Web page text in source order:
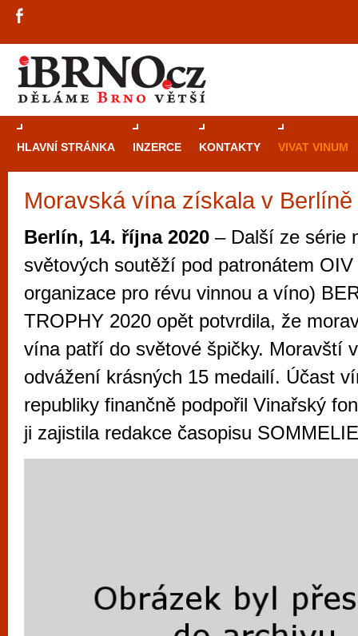
HLAVNÍ STRÁNKA INZERCE KONTAKTY VIVAT VINUM
Moravská vína získala v
Berlín, 14. října 2020 – Další ze série
světových soutěží pod patronátem
organizace pro révu vinnou a víno)
TROPHY 2020 opět potvrdila, že
vína patří do světové špičky. Moravští
odvážení krásných 15 medailí. Účast
republiky finančně podpořil Vinařský
ji zajistila redakce časopisu
Průvodce
Brně: Od
automaty
Brno je
zajímavé
restaurace,
Mimo jiné je ale také místem, kde si
vyzkoušet různé kasinové hry. V
metropoli naleznete širokou nabídku her
po moderní automaty jak pro pravidelné
příležitostné hráče. V...